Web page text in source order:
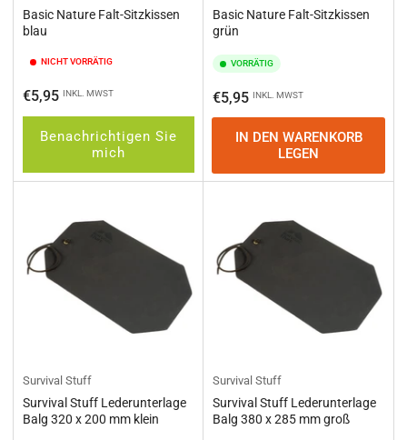
Basic Nature Falt-Sitzkissen
blau
NICHT VORRÄTIG
Normaler
Preis
€5,95 INKL. MWST
Benachrichtigen Sie
mich
Basic Nature Falt-Sitzkissen
grün
VORRÄTIG
Normaler
Preis
€5,95 INKL. MWST
IN DEN WARENKORB
LEGEN
Survival Stuff
Survival Stuff Lederunterlage
Balg 320 x 200 mm klein
Survival Stuff
Survival Stuff Lederunterlage
Balg 380 x 285 mm groß